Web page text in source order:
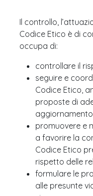
Il controllo,
Codice Etico è di
occupa di:
controllare il
seguire e
Codice Etico,
proposte di
promuovere e
a favorire la
Codice Etico
rispetto delle
formulare le
alle presunte